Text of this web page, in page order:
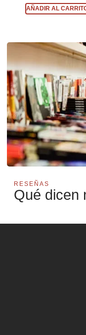
AÑADIR AL
RESEÑAS
Qué dicen